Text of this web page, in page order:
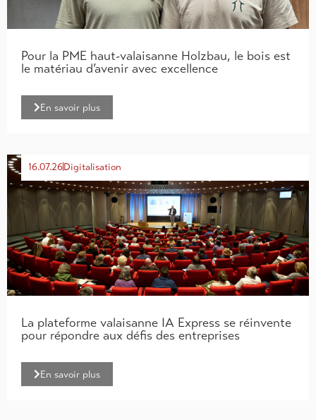
Pour la PME haut-valaisanne Holzbau, le bois est
le matériau d’avenir avec excellence
En savoir plus
16.07.26Digitalisation
La plateforme valaisanne IA Express se réinvente
pour répondre aux défis des entreprises
En savoir plus